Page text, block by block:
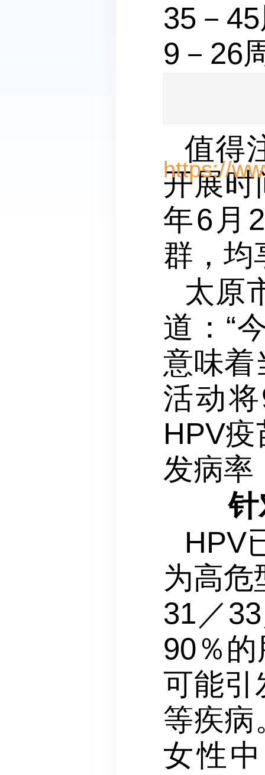
35－
9－26
值得
开展时
年6月
群，均
太原
道：“
意味着
活动
HPV
发病率
针
HPV
为高危
31／
90％
可能引
等疾病
女性